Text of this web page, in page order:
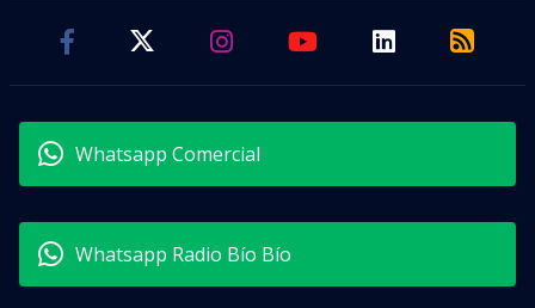
Whatsapp Comercial
Whatsapp Radio Bío Bío